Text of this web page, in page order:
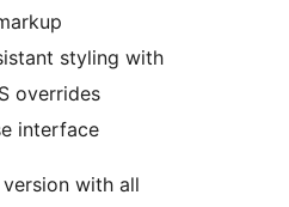
styling with
overrides
interface
with all